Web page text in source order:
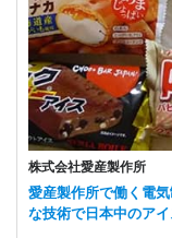
株式会社愛産製作所
愛産製作所で働く電
な技術で日本中のア